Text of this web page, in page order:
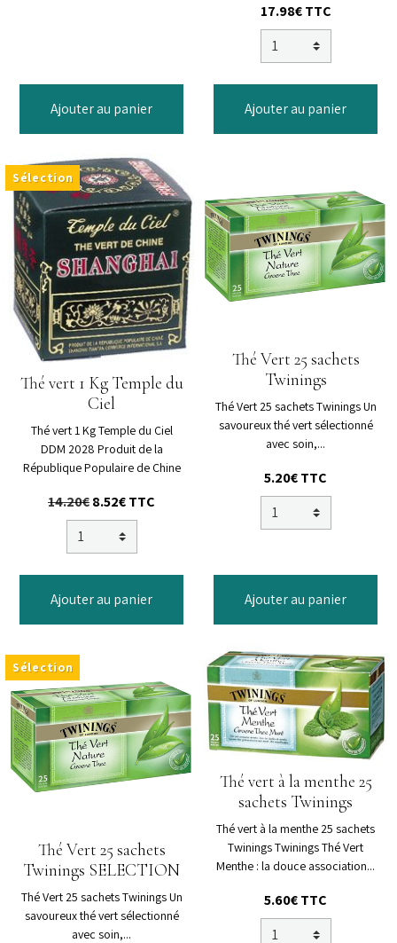
Ajouter au panier
17.98€TTC
Ajouter au panier
Sélection
Thé vert 1 Kg Temple du
Ciel
Thé vert 1 Kg Temple du Ciel
DDM 2028 Produit de la
République Populaire de Chine
14.20€8.52€TTC
Ajouter au panier
Thé Vert 25 sachets
Twinings
Thé Vert 25 sachets Twinings Un
savoureux thé vert sélectionné
avec soin,...
5.20€TTC
Ajouter au panier
Sélection
Thé Vert 25 sachets
Twinings SELECTION
Thé Vert 25 sachets Twinings Un
savoureux thé vert sélectionné
avec soin,...
Thé vert à la menthe 25
sachets Twinings
Thé vert à la menthe 25 sachets
Twinings Twinings Thé Vert
Menthe : la douce association...
5.60€TTC